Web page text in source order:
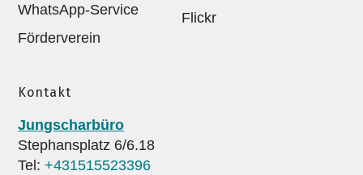
WhatsApp-Service
Förderverein
Flickr
Kontakt
Jungscharbüro
Stephansplatz 6/6.18
Tel:+431515523396